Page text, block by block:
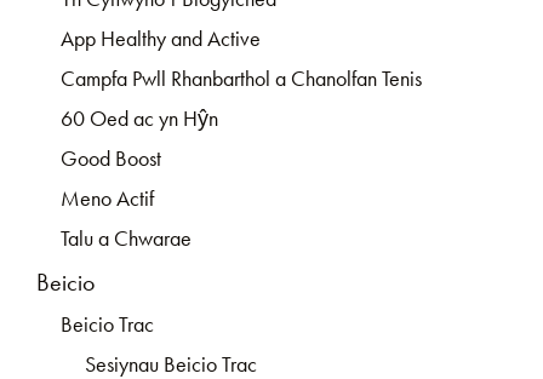
App Healthy and Active
Campfa Pwll Rhanbarthol a Chanolfan Tenis
60 Oed ac yn Hŷn
Good Boost
Meno Actif
Talu a Chwarae
Beicio
Beicio Trac
Sesiynau Beicio Trac